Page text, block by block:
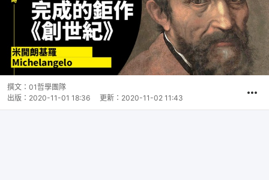
撰文： 01哲學團隊
出版： 2020-11-01 18:36 更新： 2020-11-02 11:43